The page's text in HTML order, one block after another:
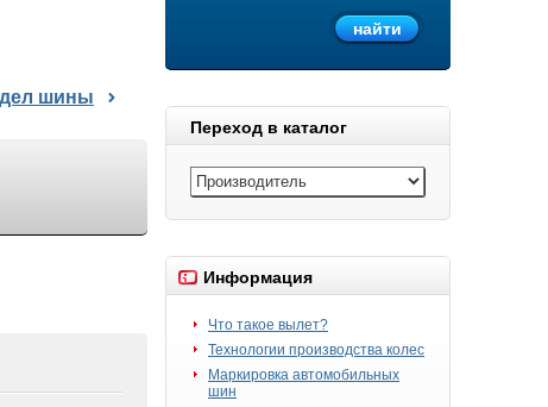
Переход в каталог
Информация
Что такое вылет?
Технологии производства колес
Маркировка автомобильных
шин
шины